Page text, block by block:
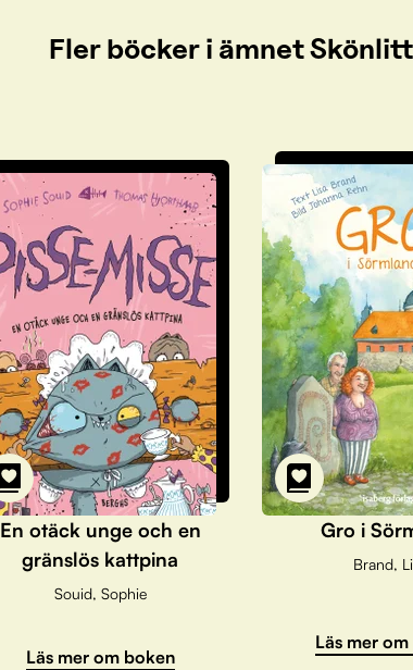
Fler böcker i ämnet
En otäck unge och en
gränslös kattpina
Souid, Sophie
Läs mer om boken
Gro i
Brand,
Läs mer